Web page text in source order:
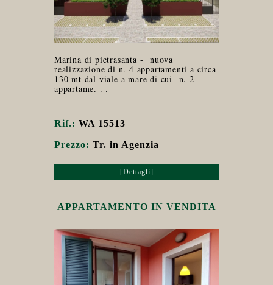
Marina di pietrasanta - nuova
realizzazione di n. 4 appartamenti a circa
130 mt dal viale a mare di cui n. 2
appartame. . .
Rif.: WA 15513
Prezzo: Tr. in Agenzia
[Dettagli]
APPARTAMENTO IN VENDITA